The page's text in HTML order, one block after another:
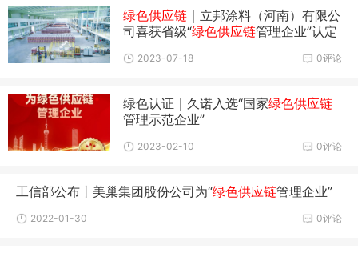
绿色供应链 ｜立邦涂料（河南）有限公
司喜获省级“绿色供应链管理企业”认定
0评论
2023-07-18
绿色认证｜久诺入选“国家绿色供应链
管理示范企业”
0评论
2023-02-10
工信部公布丨美巢集团股份公司为“绿色供应链管理企业”
0评论
2022-01-30